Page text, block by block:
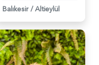
Balıkesir / Altieylül